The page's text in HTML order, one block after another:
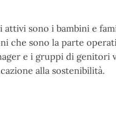
sono i bambini e
che sono la parte
e i gruppi di genitori
alla sostenibilità.